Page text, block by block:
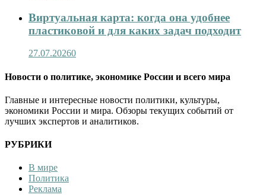
Виртуальная карта: когда она удобнее
пластиковой и для каких задач подходит
27.07.20260
Новости о политике, экономике России и всего мира
Главные и интересные новости политики, культуры,
экономики России и мира. Обзоры текущих событий от
лучших экспертов и аналитиков.
РУБРИКИ
В мире
Политика
Реклама